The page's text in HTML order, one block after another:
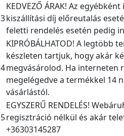
3
KEDVEZŐ ÁRAK! Az
kiszállítási díj előreutalás
feletti rendelés esetén pedig
4
KIPRÓBÁLHATOD! A legtöbb
készleten tartjuk, hogy akár
megvásárolod. Ha interneten
megelégedve a termékkel 14
vásárlástól.
5
EGYSZERŰ RENDELÉS!
regisztráció nélkül és akár
+36303145287